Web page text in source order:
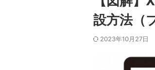
設方法（
2023年10月27日